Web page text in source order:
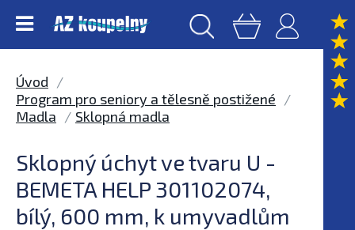
Úvod
Program pro seniory a tělesně postižené
Madla
Sklopná madla
Sklopný úchyt ve tvaru U -
BEMETA HELP 301102074,
bílý, 600 mm, k umyvadlům